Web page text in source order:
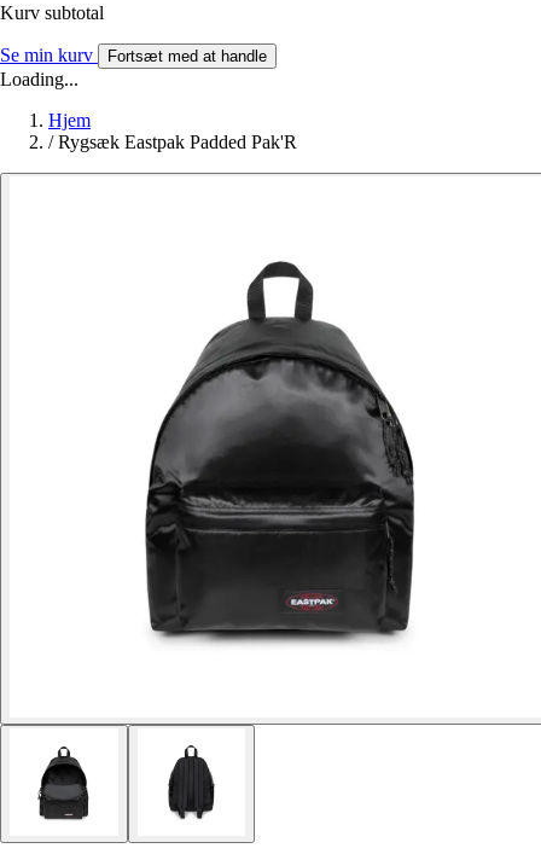
Kurv subtotal
Se min kurv Fortsæt med at handle
Loading...
Hjem
/ Rygsæk Eastpak Padded Pak'R